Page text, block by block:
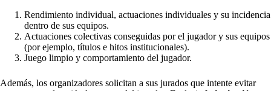
Rendimiento individual, actuaciones individuales y su incidencia
dentro de sus equipos.
Actuaciones colectivas conseguidas por el jugador y sus equipos
(por ejemplo, títulos e hitos institucionales).
Juego limpio y comportamiento del jugador.
Además, los organizadores solicitan a sus jurados que intente evitar